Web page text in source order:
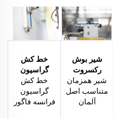
شیر بوش
رکسروت
شیر همزمان
متناسب اصل
آلمان
خط کش
گراسیون
خط کش
گراسیون
فرانسه فاگور